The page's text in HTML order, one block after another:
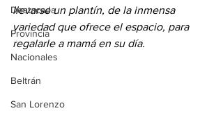
Destacada
Provincia
Nacionales
Beltrán
San Lorenzo
llevarse un plantín, de la inmensa
variedad que ofrece el espacio, para
regalarle a mamá en su día.